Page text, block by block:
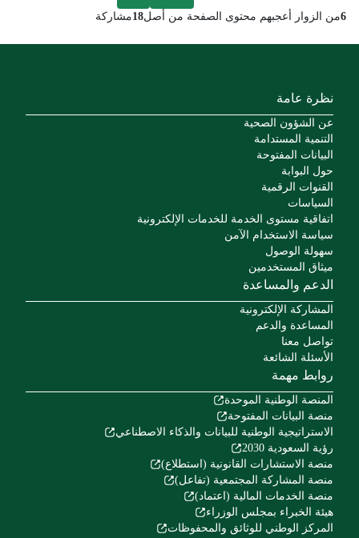
6من الزوار أعجبهم محتوى الصفحة من أصل18مشاركة
نظرة عامة
عن الشؤون الصحية
التنمية المستدامة
البيانات المفتوحة
حول البوابة
القنوات الرقمية
السياسات
اتفاقية مستوى الخدمة للخدمات الإلكترونية
سياسة الاستخدام الآمن
سهولة الوصول
ميثاق المستخدمين
الدعم والمساعدة
المشاركة الإلكترونية
المساعدة والدعم
تواصل معنا
الأسئلة الشائعة
روابط مهمة
المنصة الوطنية الموحدة
منصة البيانات المفتوحة
الاستراتيجية الوطنية للبيانات والذكاء الاصطناعي
رؤية السعودية 2030
منصة الاستشارات القانونية (استطلاع)
منصة المشاركة المجتمعية (تفاعل)
منصة الخدمات المالية (اعتماد)
هيئة الخبراء بمجلس الوزراء
المركز الوطني للوثائق والمحفوظات